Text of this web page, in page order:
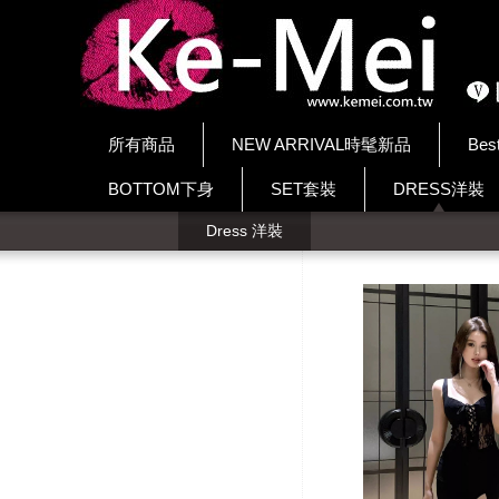
所有商品 NEW ARRIVAL時髦新品
BOTTOM下身 SET套裝 DRESS洋裝
Dress 洋裝